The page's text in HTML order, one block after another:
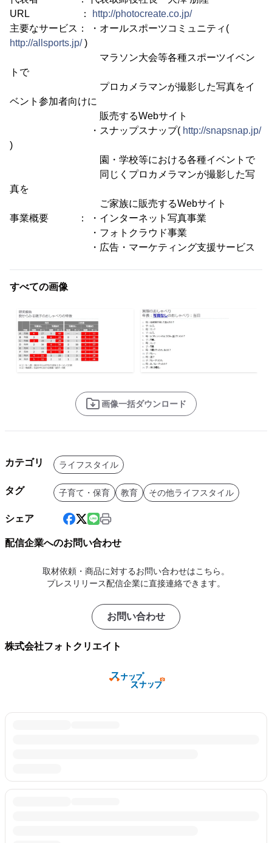
URL ：
http://photocreate.co.jp/
主要なサービス： ・オールスポーツコミュニティ(
http://allsports.jp/)
マラソン大会等各種スポーツイベン
トで
プロカメラマンが撮影した写真をイ
ベント参加者向けに
販売するWebサイト
・スナップスナップ( http://snapsnap.jp/
)
園・学校等における各種イベントで
同じくプロカメラマンが撮影した写
真を
ご家族に販売するWebサイト
事業概要 ： ・インターネット写真事業
・フォトクラウド事業
・広告・マーケティング支援サービス
すべての画像
画像一括ダウンロード
カテゴリ ライフスタイル
タグ 子育て・保育 教育 その他ライフスタイル
シェア
配信企業へのお問い合わせ
取材依頼・商品に対するお問い合わせはこちら。
プレスリリース配信企業に直接連絡できます。
お問い合わせ
株式会社フォトクリエイト